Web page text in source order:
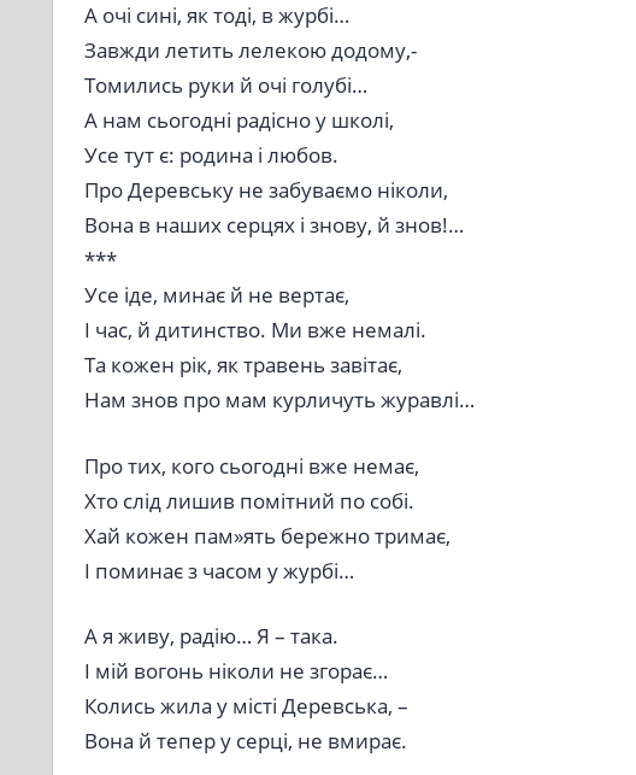
А очі сині, як тоді, в журбі…
Завжди летить лелекою додому,-
Томились руки й очі голубі…
А нам сьогодні радісно у школі,
Усе тут є: родина і любов.
Про Деревську не забуваємо ніколи,
Вона в наших серцях і знову, й знов!…
***
Усе іде, минає й не вертає,
І час, й дитинство. Ми вже немалі.
Та кожен рік, як травень завітає,
Нам знов про мам курличуть журавлі…
Про тих, кого сьогодні вже немає,
Хто слід лишив помітний по собі.
Хай кожен пам»ять бережно тримає,
І поминає з часом у журбі…
А я живу, радію… Я – така.
І мій вогонь ніколи не згорає…
Колись жила у місті Деревська, –
Вона й тепер у серці, не вмирає.